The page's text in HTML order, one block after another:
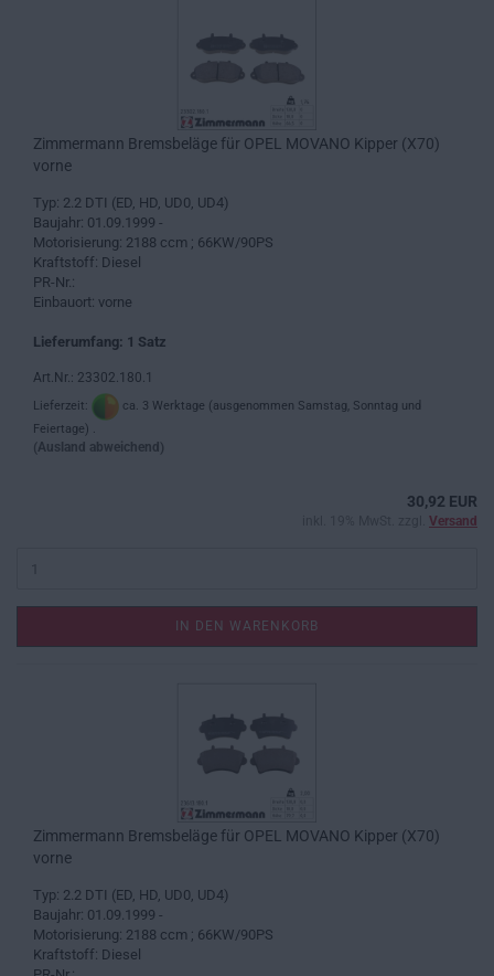
Zimmermann Bremsbeläge für OPEL MOVANO Kipper (X70)
vorne
Typ: 2.2 DTI (ED, HD, UD0, UD4)
Baujahr: 01.09.1999 -
Motorisierung: 2188 ccm ; 66KW/90PS
Kraftstoff: Diesel
PR-Nr.:
Einbauort: vorne
Lieferumfang: 1 Satz
Art.Nr.: 23302.180.1
Lieferzeit:
ca. 3 Werktage (ausgenommen Samstag, Sonntag und
Feiertage) .
(Ausland abweichend)
30,92 EUR
Versand
IN DEN WARENKORB
Zimmermann Bremsbeläge für OPEL MOVANO Kipper (X70)
vorne
Typ: 2.2 DTI (ED, HD, UD0, UD4)
Baujahr: 01.09.1999 -
Motorisierung: 2188 ccm ; 66KW/90PS
Kraftstoff: Diesel